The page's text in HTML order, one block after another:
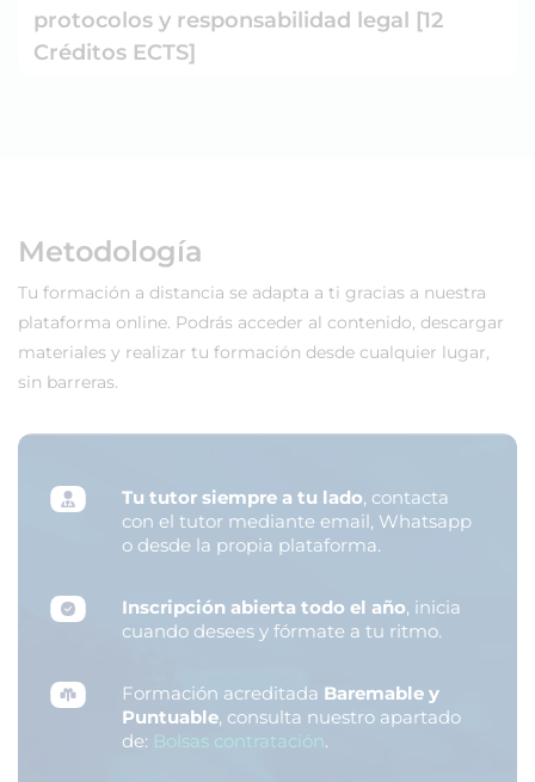
protocolos y responsabilidad legal [12
Créditos ECTS]
Metodología
Tu formación a distancia se adapta a ti gracias a nuestra
plataforma online. Podrás acceder al contenido, descargar
materiales y realizar tu formación desde cualquier lugar,
sin barreras.
Tu tutor siempre a tu lado, contacta
con el tutor mediante email, Whatsapp
o desde la propia plataforma.
Inscripción abierta todo el año, inicia
cuando desees y fórmate a tu ritmo.
Formación acreditada Baremable y
Puntuable, consulta nuestro apartado
de: Bolsas contratación.